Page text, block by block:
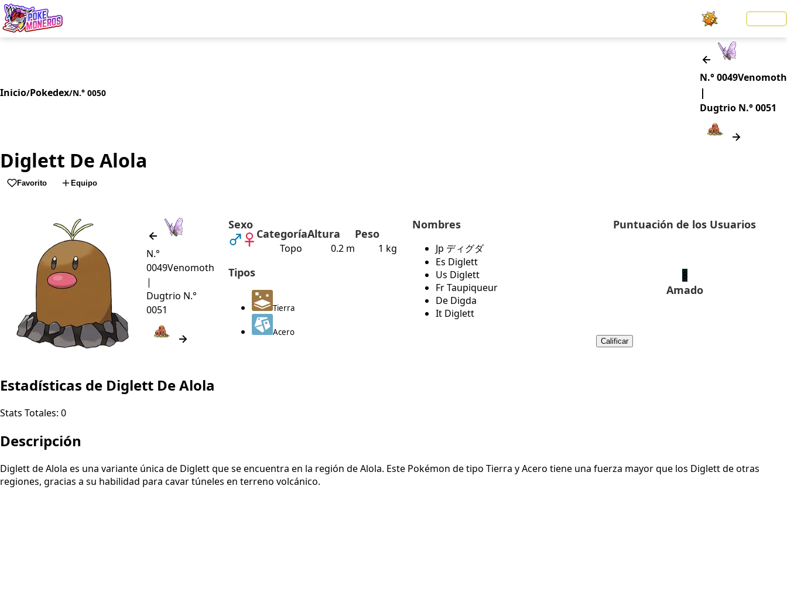
Inicio/Pokedex/N.° 0050
N.° 0049Venomoth
|
Dugtrio N.° 0051
Diglett De Alola
Favorito Equipo
N.°
0049Venomoth
|
Dugtrio N.°
0051
Sexo
Categoría
Topo
Altura
0.2 m
Peso
1 kg
Tipos
Tierra
Acero
Nombres
Jp ディグダ
Es Diglett
Us Diglett
Fr Taupiqueur
De Digda
It Diglett
Puntuación de los Usuarios
8
Amado
Calificar
Estadísticas de Diglett De Alola
Stats Totales: 0
Descripción
Diglett de Alola es una variante única de Diglett que se encuentra en la región de Alola. Este Pokémon de tipo Tierra y Acero tiene una fuerza mayor que los Diglett de otras
regiones, gracias a su habilidad para cavar túneles en terreno volcánico.